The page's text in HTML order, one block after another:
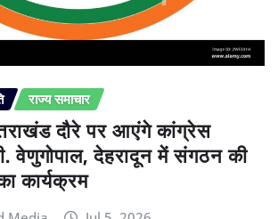
राज्य समाचार
दौरे पर आएंगे कांग्रेस
वेणुगोपाल, देहरादून में संगठन की
कार्यक्रम